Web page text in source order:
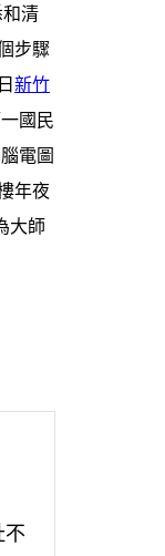
清
步驟
新竹
國民
電圖
年夜
大師
不